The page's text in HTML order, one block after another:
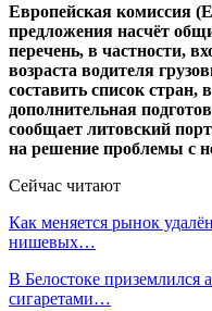
Европейская комиссия
предложения насчёт
перечень, в частности,
возраста водителя
составить список стран,
дополнительная
сообщает литовский
на решение проблемы с
Сейчас читают
Как меняется рынок
нишевых…
В Белостоке приземлился
сигаретами…